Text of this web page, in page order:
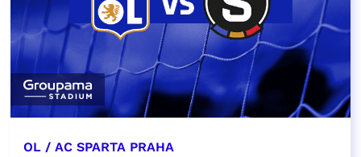
OL / AC SPARTA PRAHA